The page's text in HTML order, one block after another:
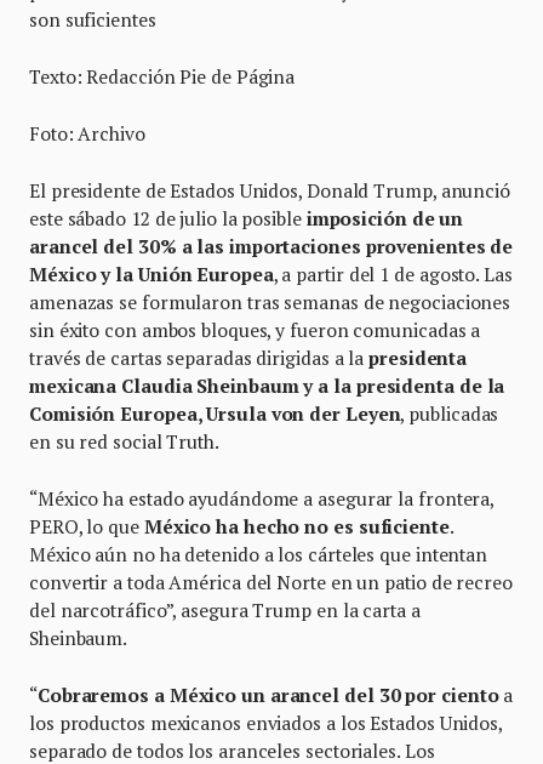
son suficientes
Texto: Redacción Pie de Página
Foto: Archivo
El presidente de Estados Unidos, Donald Trump, anunció
este sábado 12 de julio la posibleimposición de un
arancel del 30% a las importaciones provenientes de
México y la Unión Europea, a partir del 1 de agosto. Las
amenazas se formularon tras semanas de negociaciones
sin éxito con ambos bloques, y fueron comunicadas a
través de cartas separadas dirigidas a lapresidenta
mexicana Claudia Sheinbaum y a la presidenta de la
Comisión Europea, Ursula von der Leyen, publicadas
en su red social Truth.
“México ha estado ayudándome a asegurar la frontera,
PERO, lo que México ha hecho no es suficiente.
México aún no ha detenido a los cárteles que intentan
convertir a toda América del Norte en un patio de recreo
del narcotráfico”, asegura Trump en la carta a
Sheinbaum.
“Cobraremos a México un arancel del 30 por cientoa
los productos mexicanos enviados a los Estados Unidos,
separado de todos los aranceles sectoriales. Los